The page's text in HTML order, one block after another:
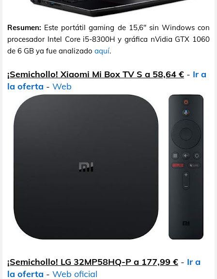
Resumen: Este portátil gaming de 15,6" sin Windows con
procesador Intel Core i5-8300H y gráfica nVidia GTX 1060
de 6 GB ya fue analizado aquí.
¡Semichollo! Xiaomi Mi Box TV S a 58,64 € - Ir a
la oferta - Web
¡Semichollo! LG 32MP58HQ-P a 177,99 € - Ir a
la oferta - Web oficial